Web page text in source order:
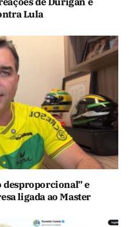
Lula
desproporcional” e
ligada ao Master